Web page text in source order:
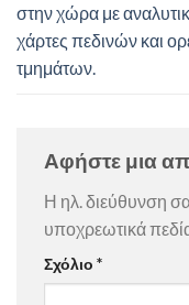
στην χώρα με
χάρτες πεδινών και
τμημάτων.
Αφήστε μια
Η ηλ. διεύθυνση
υποχρεωτικά
Σχόλιο *